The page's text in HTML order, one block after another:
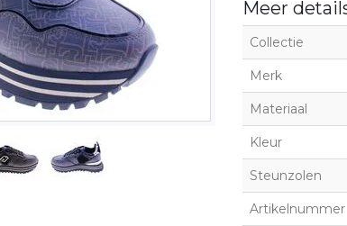
Meer
Collectie
Merk
Materiaal
Kleur
Steunzolen
Artikelnummer